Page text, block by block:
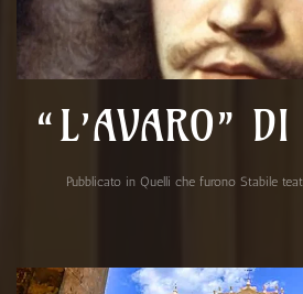
“L’AVARO” DI
Pubblicato in Quelli che furono Stabile